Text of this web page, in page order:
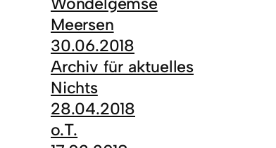
Meersen
30.06.2018
Archiv für aktuelles
Nichts
28.04.2018
o.T.